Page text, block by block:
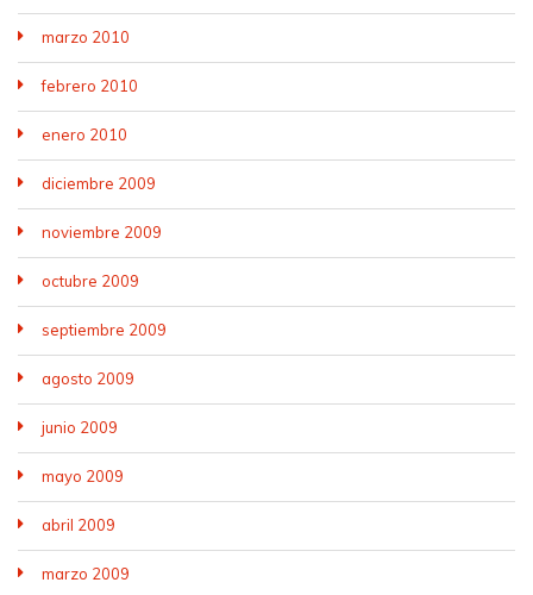
marzo 2010
febrero 2010
enero 2010
diciembre 2009
noviembre 2009
octubre 2009
septiembre 2009
agosto 2009
junio 2009
mayo 2009
abril 2009
marzo 2009